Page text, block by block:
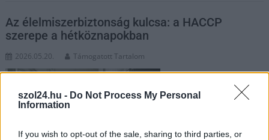
szol24.hu - Do Not Process My Personal
Information
If you wish to opt-out of the sale, sharing to third parties, or
Az élelmiszerbiztonság kulcsa: a HACCP
szerepe a hétköznapokban
2026.05.20. Támogatott Tartalom
Az élelmiszeriparban
kiemelt jelentőségű az
HACCP rendszer. A